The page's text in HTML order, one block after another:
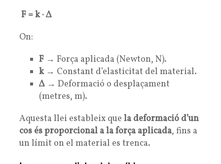
F = k · Δ
On:
F → Força aplicada (Newton, N).
k→ Constant d’elasticitat del material.
Δ → Deformació o desplaçament
(metres, m).
Aquesta llei estableix que la deformació d’un
cos és proporcional a la força aplicada, fins a
un límit on el material es trenca.